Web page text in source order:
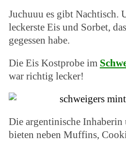
Juchuuu es gibt Nachtisch.
leckerste Eis und Sorbet,
gegessen habe.
Die Eis Kostprobe im
war richtig lecker!
Die argentinische
bieten neben Muffins,
S
e